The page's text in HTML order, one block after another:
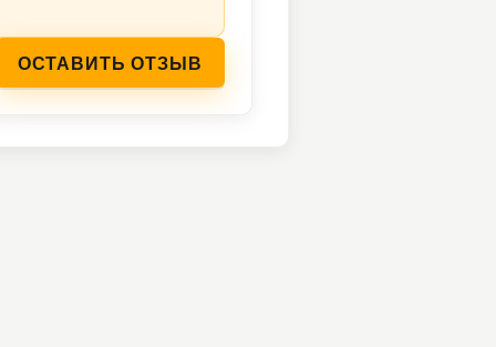
ОСТАВИТЬ ОТЗЫВ